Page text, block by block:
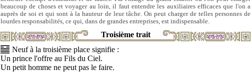
beaucoup de choses et voyager au loin, il faut entendre les auxiliaires efficaces que l'on a
auprès de soi et qui sont à la hauteur de leur tâche. On peut charger de telles personnes de
lourdes responsabilités, ce qui, dans de grandes entreprises, est indispensable.
Troisième trait
Neuf à la troisième place signifie :
Un prince l'offre au Fils du Ciel.
Un petit homme ne peut pas le faire.